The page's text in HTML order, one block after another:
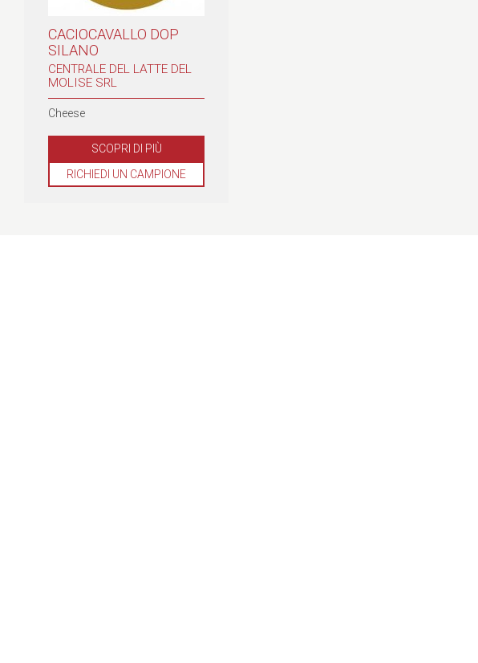
CACIOCAVALLO DOP
SILANO
CENTRALE DEL LATTE DEL
MOLISE SRL
Cheese
SCOPRI DI PIÙ
RICHIEDI UN CAMPIONE